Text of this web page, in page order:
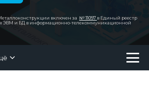
включен за № 11097 в Единый реестр
ЭВМ и БД в информационно-телекоммуникационной